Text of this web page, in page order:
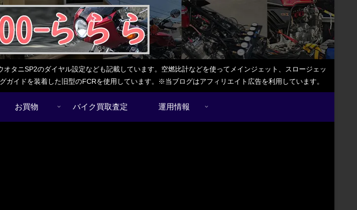
タニSP2のダイヤル設定なども記載しています。空燃比計などを使ってメインジェット、スロージェッ
イドを装着した旧型のFCRを使用しています。※当ブログはアフィリエイト広告を利用しています。
お買物 バイク買取査定 運用情報